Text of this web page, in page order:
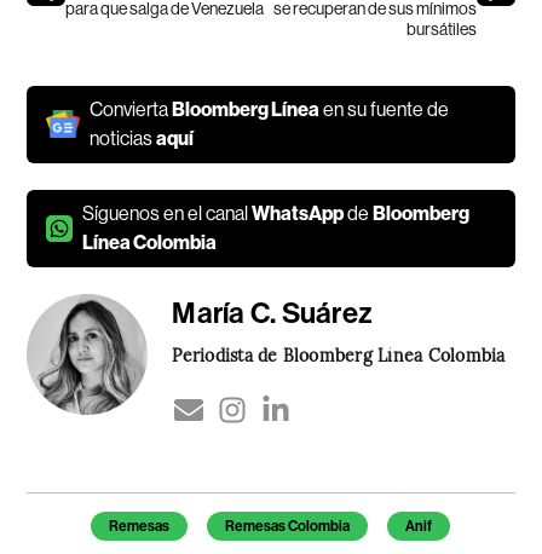
para que salga de Venezuela se recuperan de sus mínimos
bursátiles
ConviertaBloomberg Línea en su fuente de
noticiasaquí
Síguenos en el canalWhatsAppdeBloomberg
Línea Colombia
María C. Suárez
Periodista de Bloomberg Línea Colombia
Temas de este artículo
Remesas Remesas Colombia Anif